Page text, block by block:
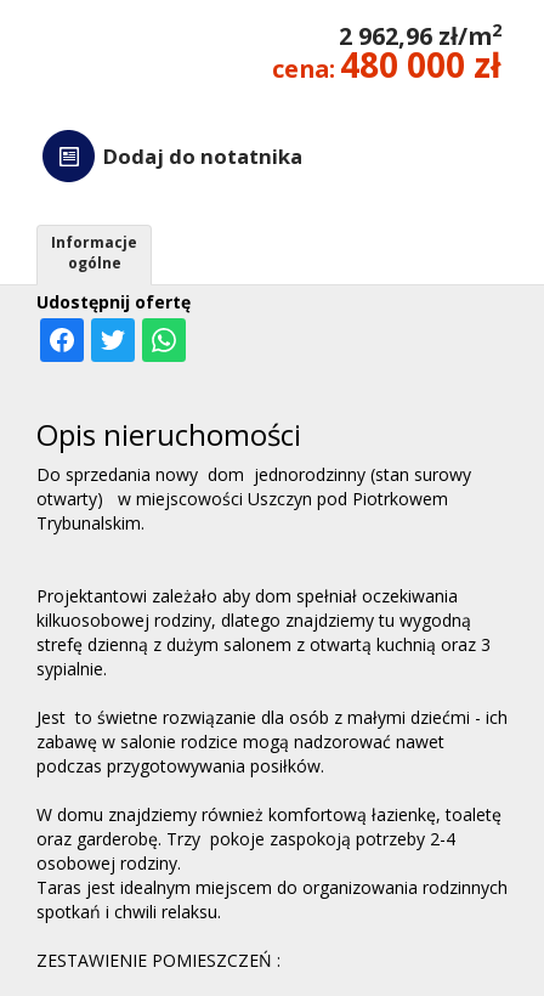
kredyt
2 962,96 zł/m2
cena: 480 000 zł
Dodaj do notatnika
Udostępnij ofertę
Informacje
ogólne
Opis nieruchomości
Do sprzedania nowy dom jednorodzinny (stan surowy
otwarty) w miejscowości Uszczyn pod Piotrkowem
Trybunalskim.
Projektantowi zależało aby dom spełniał oczekiwania
kilkuosobowej rodziny, dlatego znajdziemy tu wygodną
strefę dzienną z dużym salonem z otwartą kuchnią oraz 3
sypialnie.
Jest to świetne rozwiązanie dla osób z małymi dziećmi - ich
zabawę w salonie rodzice mogą nadzorować nawet
podczas przygotowywania posiłków.
W domu znajdziemy również komfortową łazienkę, toaletę
oraz garderobę. Trzy pokoje zaspokoją potrzeby 2-4
osobowej rodziny.
Taras jest idealnym miejscem do organizowania rodzinnych
spotkań i chwili relaksu.
ZESTAWIENIE POMIESZCZEŃ :